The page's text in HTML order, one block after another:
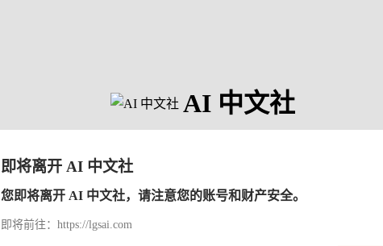
AI 中文社
即将离开 AI 中文社
您即将离开 AI 中文社，请注意您的账号和财产安全。
即将前往：https://lgsai.com